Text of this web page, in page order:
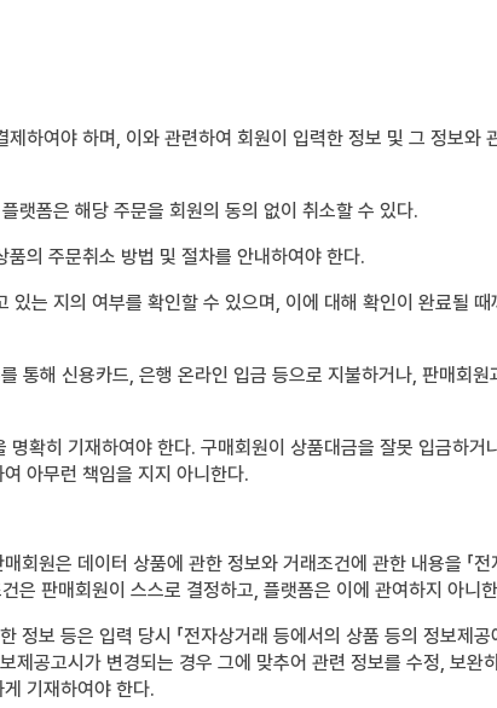
하여야 하며, 이와 관련하여 회원이 입력한 정보 및 그 정보와
랫폼은 해당 주문을 회원의 동의 없이 취소할 수 있다.
의 주문취소 방법 및 절차를 안내하여야 한다.
는 지의 여부를 확인할 수 있으며, 이에 대해 확인이 완료될
해 신용카드, 은행 온라인 입금 등으로 지불하거나, 판매회
확히 기재하여야 한다. 구매회원이 상품대금을 잘못 입금하거
아무런 책임을 지지 아니한다.
원은 데이터 상품에 관한 정보와 거래조건에 관한 내용을 「전
은 판매회원이 스스로 결정하고, 플랫폼은 이에 관여하지 아니
보 등은 입력 당시 「전자상거래 등에서의 상품 등의 정보제공
제공고시가 변경되는 경우 그에 맞추어 관련 정보를 수정, 보
기재하여야 한다.